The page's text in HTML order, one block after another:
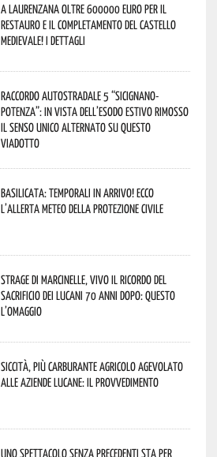
A Laurenzana oltre 600000 euro per il
restauro e il completamento del Castello
Medievale! I dettagli
Raccordo Autostradale 5 “Sicignano-
Potenza”: in vista dell’esodo estivo rimosso
il senso unico alternato su questo
viadotto
Basilicata: temporali in arrivo! Ecco
l’allerta meteo della Protezione civile
Strage di Marcinelle, vivo il ricordo del
sacrificio dei lucani 70 anni dopo: questo
l’omaggio
Siccità, più carburante agricolo agevolato
alle aziende lucane: il provvedimento
Uno spettacolo senza precedenti sta per